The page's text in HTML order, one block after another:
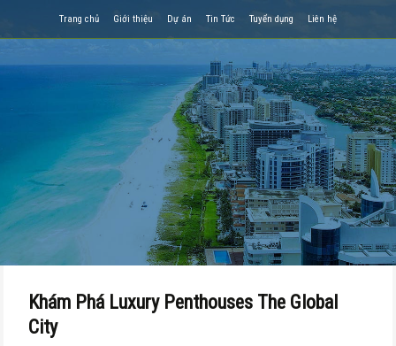
Trang chủ Giới thiệu Dự án Tin Tức Tuyển dụng Liên hệ
Khám Phá Luxury Penthouses The Global
City